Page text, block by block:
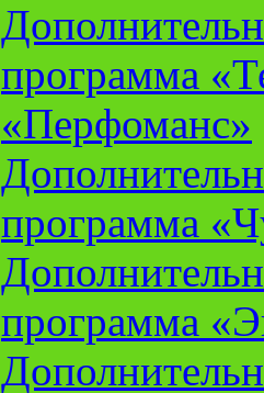
программа
«Перфоманс»
программа
программа